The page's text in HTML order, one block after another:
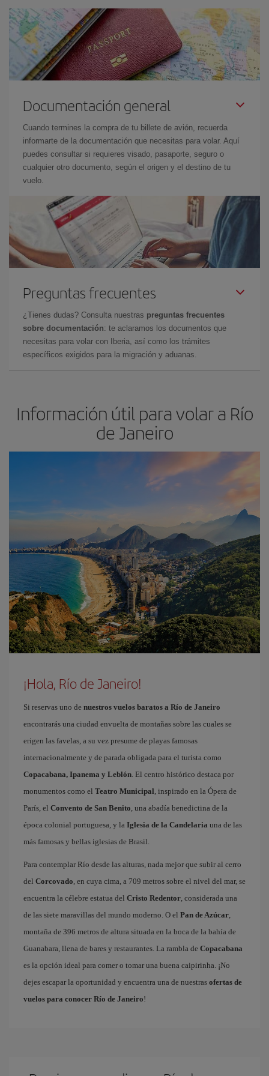
Documentación general
Cuando termines la compra de tu billete de avión, recuerda
informarte de la documentación que necesitas para volar. Aquí
puedes consultar si requieres visado, pasaporte, seguro o
cualquier otro documento, según el origen y el destino de tu
vuelo.
Preguntas frecuentes
¿Tienes dudas? Consulta nuestras preguntas frecuentes
sobre documentación: te aclaramos los documentos que
necesitas para volar con Iberia, así como los trámites
específicos exigidos para la migración y aduanas.
Información útil para volar a Río
de Janeiro
¡Hola, Río de Janeiro!
Si reservas uno de nuestros vuelos baratos a Río de Janeiro
encontrarás una ciudad envuelta de montañas sobre las cuales se
erigen las favelas, a su vez presume de playas famosas
internacionalmente y de parada obligada para el turista como
Copacabana, Ipanema y Leblón. El centro histórico destaca por
monumentos como el Teatro Municipal, inspirado en la Ópera de
París, el Convento de San Benito, una abadía benedictina de la
época colonial portuguesa, y la Iglesia de la Candelaria una de las
más famosas y bellas iglesias de Brasil.
Para contemplar Río desde las alturas, nada mejor que subir al cerro
del Corcovado, en cuya cima, a 709 metros sobre el nivel del mar, se
encuentra la célebre estatua del Cristo Redentor, considerada una
de las siete maravillas del mundo moderno. O el Pan de Azúcar,
montaña de 396 metros de altura situada en la boca de la bahía de
Guanabara, llena de bares y restaurantes. La rambla de Copacabana
es la opción ideal para comer o tomar una buena caipirinha. ¡No
dejes escapar la oportunidad y encuentra una de nuestras ofertas de
vuelos para conocer Río de Janeiro!